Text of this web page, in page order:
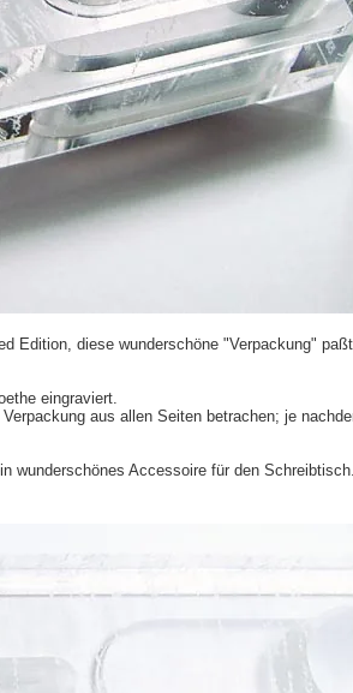
Edition, diese wunderschöne "Verpackung"
eingraviert.
aus allen Seiten betrachen; je
wunderschönes Accessoire für den Schreibtisch.